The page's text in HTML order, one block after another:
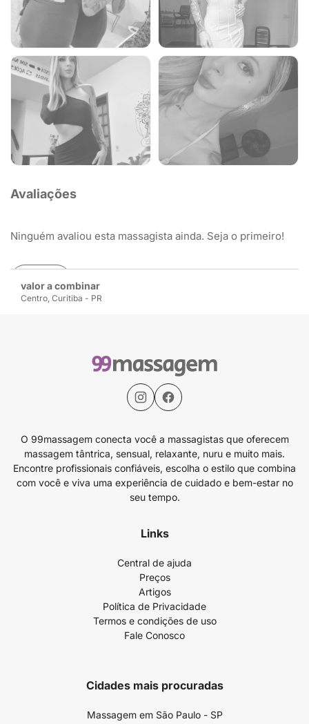
valor a combinar
Centro, Curitiba - PR
Avaliações
Ninguém avaliou esta massagista ainda. Seja o primeiro!
Avaliar
O 99massagem conecta você a massagistas que oferecem
massagem tântrica, sensual, relaxante, nuru e muito mais.
Encontre profissionais confiáveis, escolha o estilo que combina
com você e viva uma experiência de cuidado e bem-estar no
seu tempo.
Links
Central de ajuda
Preços
Artigos
Política de Privacidade
Termos e condições de uso
Fale Conosco
Cidades mais procuradas
Massagem em São Paulo - SP